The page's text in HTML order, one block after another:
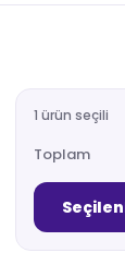
1 ürün seçili
Toplam